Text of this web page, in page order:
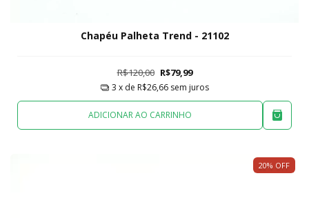
Chapéu Palheta Trend - 21102
R$120,00 R$79,99
3 x de R$26,66 sem juros
ADICIONAR AO CARRINHO
20% OFF